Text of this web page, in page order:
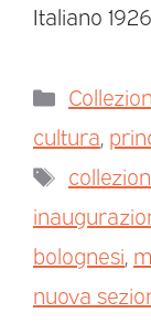
Italiano
cultura
bolognesi
nuova